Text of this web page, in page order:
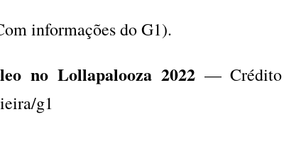
informações do G1).
no Lollapalooza 2022— Crédito
g1